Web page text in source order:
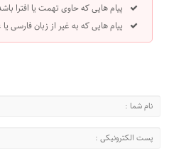
پیام هایی که حاوی تهمت یا افترا
پیام هایی که به غیر از زبان فارسی